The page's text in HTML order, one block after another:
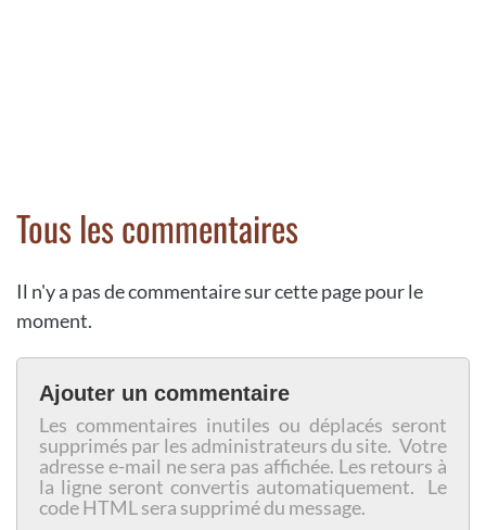
Tous les commentaires
Il n'y a pas de commentaire sur cette page pour le
moment.
Ajouter un commentaire
Les commentaires inutiles ou déplacés seront
supprimés par les administrateurs du site. Votre
adresse e-mail ne sera pas affichée. Les retours à
la ligne seront convertis automatiquement. Le
code HTML sera supprimé du message.